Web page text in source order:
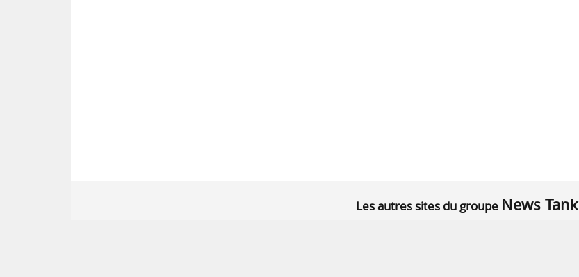
Les autres sites du groupe News Tank